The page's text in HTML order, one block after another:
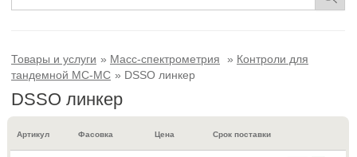
Товары и услуги Масс-спектрометрия
Контроли для
тандемной МС-МС
DSSO линкер
DSSO линкер
Артикул Фасовка Цена Срок поставки